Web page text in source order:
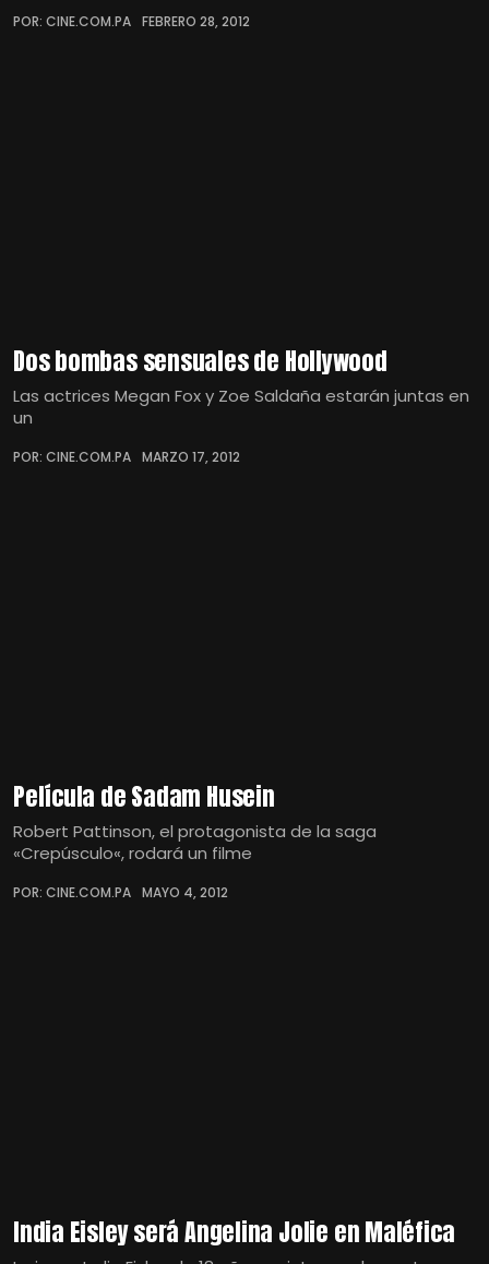
POR: CINE.COM.PA FEBRERO 28, 2012
Dos bombas sensuales de Hollywood
Las actrices Megan Fox y Zoe Saldaña estarán juntas en
un
POR: CINE.COM.PA MARZO 17, 2012
Película de Sadam Husein
Robert Pattinson, el protagonista de la saga
«Crepúsculo«, rodará un filme
POR: CINE.COM.PA MAYO 4, 2012
India Eisley será Angelina Jolie en Maléfica